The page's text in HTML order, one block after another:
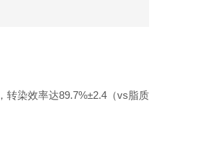
转染效率达89.7%±2.4（vs脂质